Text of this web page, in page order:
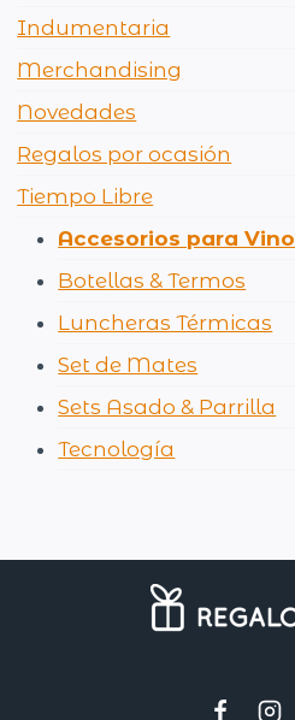
Indumentaria
Merchandising
Novedades
Regalos por ocasión
Tiempo Libre
Accesorios para Vino
Botellas & Termos
Luncheras Térmicas
Set de Mates
Sets Asado & Parrilla
Tecnología